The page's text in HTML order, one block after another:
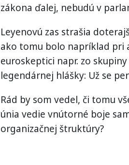
zákona ďalej, nebudú v
Leyenovú zas strašia
ako tomu bolo napríklad pri
euroskeptici napr. zo
legendárnej hlášky: Už se
Rád by som vedel, či tomu
únia vedie vnútorné boje
organizačnej štruktúry?